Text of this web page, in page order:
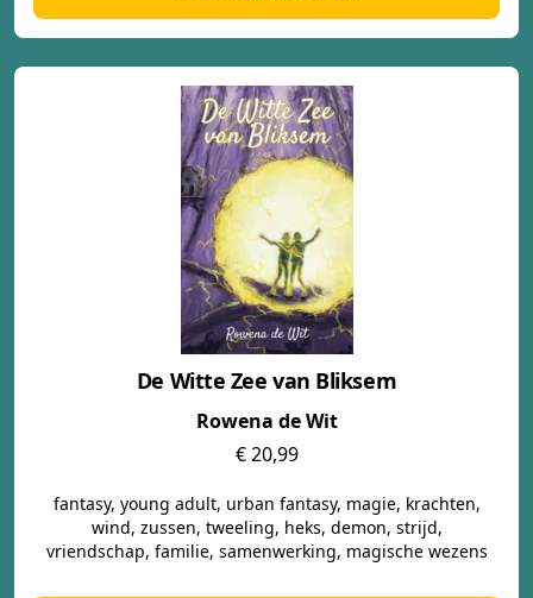
De Witte Zee van Bliksem
Rowena de Wit
€ 20,99
fantasy, young adult, urban fantasy, magie, krachten,
wind, zussen, tweeling, heks, demon, strijd,
vriendschap, familie, samenwerking, magische wezens